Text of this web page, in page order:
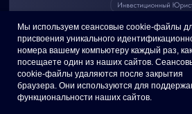
Мы используем сеансовые cookie-файлы
присвоения уникального
номера вашему компьютеру каждый раз,
посещаете один из наших сайтов.
cookie-файлы удаляются после закрытия
браузера. Они используются для
функциональности наших сайтов.